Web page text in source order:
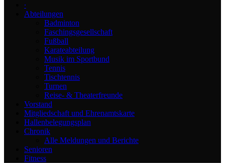
∙
Abteilungen
Badminton
Faschingsgesellschaft
Fußball
Karateabteilung
Musik im Sportbund
Tennis
Tischtennis
Turnen
Reise- & Theaterfreunde
Vorstand
Mitgliedschaft und Ehrenamtskarte
Hallenbelegungsplan
Chronik
Alle Meldungen und Berichte
Senioren
Fitness